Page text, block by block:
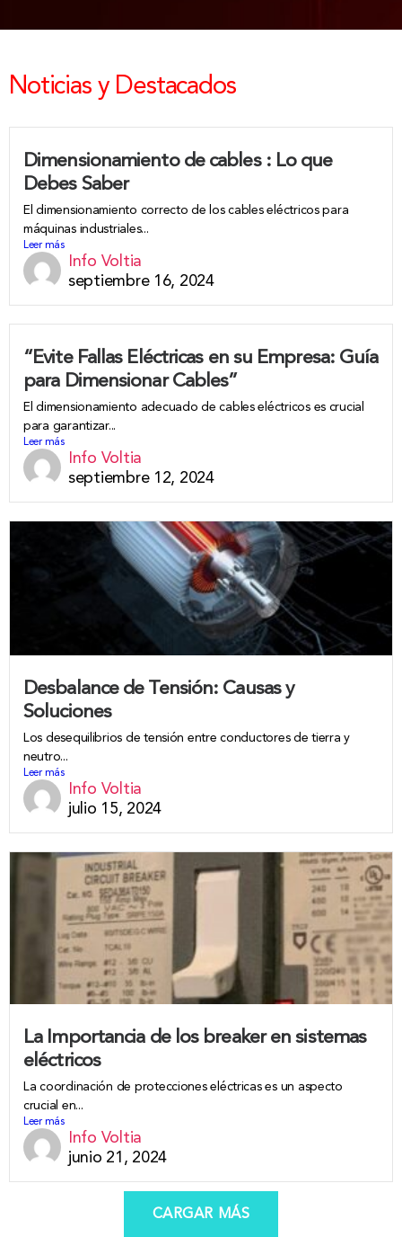
Noticias y Destacados
Dimensionamiento de cables : Lo que
Debes Saber
El dimensionamiento correcto de los cables eléctricos para
máquinas industriales...
Leer más
Info Voltia
septiembre 16, 2024
“Evite Fallas Eléctricas en su Empresa: Guía
para Dimensionar Cables”
El dimensionamiento adecuado de cables eléctricos es crucial
para garantizar...
Leer más
Info Voltia
septiembre 12, 2024
Desbalance de Tensión: Causas y
Soluciones
Los desequilibrios de tensión entre conductores de tierra y
neutro...
Leer más
Info Voltia
julio 15, 2024
La Importancia de los breaker en sistemas
eléctricos
La coordinación de protecciones eléctricas es un aspecto
crucial en...
Leer más
Info Voltia
junio 21, 2024
CARGAR MÁS